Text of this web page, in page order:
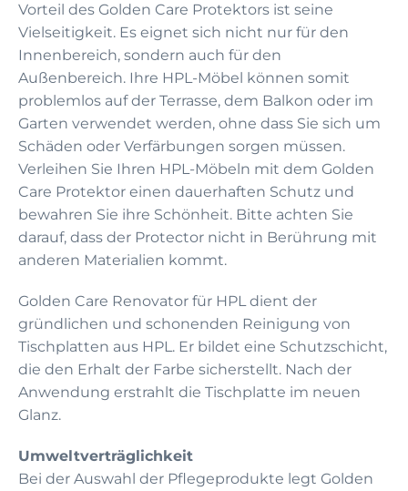
Vorteil des Golden Care Protektors ist seine
Vielseitigkeit. Es eignet sich nicht nur für den
Innenbereich, sondern auch für den
Außenbereich. Ihre HPL-Möbel können somit
problemlos auf der Terrasse, dem Balkon oder im
Garten verwendet werden, ohne dass Sie sich um
Schäden oder Verfärbungen sorgen müssen.
Verleihen Sie Ihren HPL-Möbeln mit dem Golden
Care Protektor einen dauerhaften Schutz und
bewahren Sie ihre Schönheit. Bitte achten Sie
darauf, dass der Protector nicht in Berührung mit
anderen Materialien kommt.
Golden Care Renovator für HPL dient der
gründlichen und schonenden Reinigung von
Tischplatten aus HPL. Er bildet eine Schutzschicht,
die den Erhalt der Farbe sicherstellt. Nach der
Anwendung erstrahlt die Tischplatte im neuen
Glanz.
Umweltverträglichkeit
Bei der Auswahl der Pflegeprodukte legt Golden